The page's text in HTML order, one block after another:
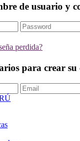
de usuario y
perdida?
para crear su